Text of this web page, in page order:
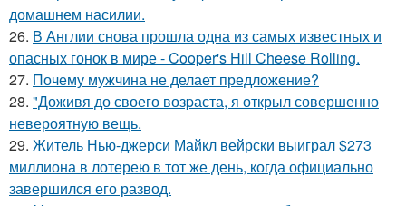
домашнем насилии.
26. В Англии снова прошла одна из самых известных и
опасных гонок в мире - Cooper's Hill Cheese Rolling.
27. Почему мужчина не делает предложение?
28. "Доживя до своего возpаста, я открыл совершенно
невероятную вещь.
29. Житель Нью-джерси Майкл вейрски выиграл $273
миллиона в лотерею в тот же день, когда официально
завершился его развод.